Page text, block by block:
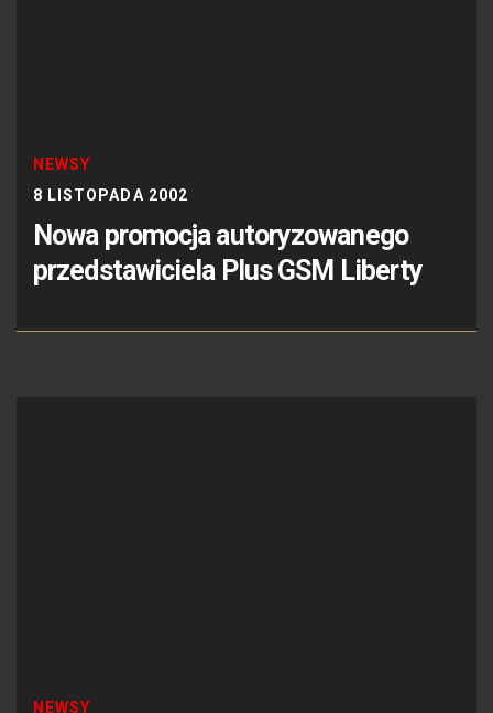
NEWSY
8 LISTOPADA 2002
Nowa promocja autoryzowanego
przedstawiciela Plus GSM Liberty
NEWSY